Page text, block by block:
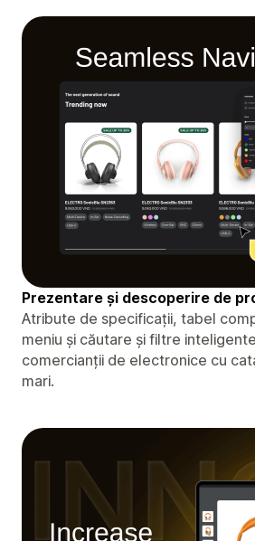
Prezentare și descoperire de
Atribute de specificații, tabel
meniu și căutare și filtre
comercianții de electronice cu
mari.